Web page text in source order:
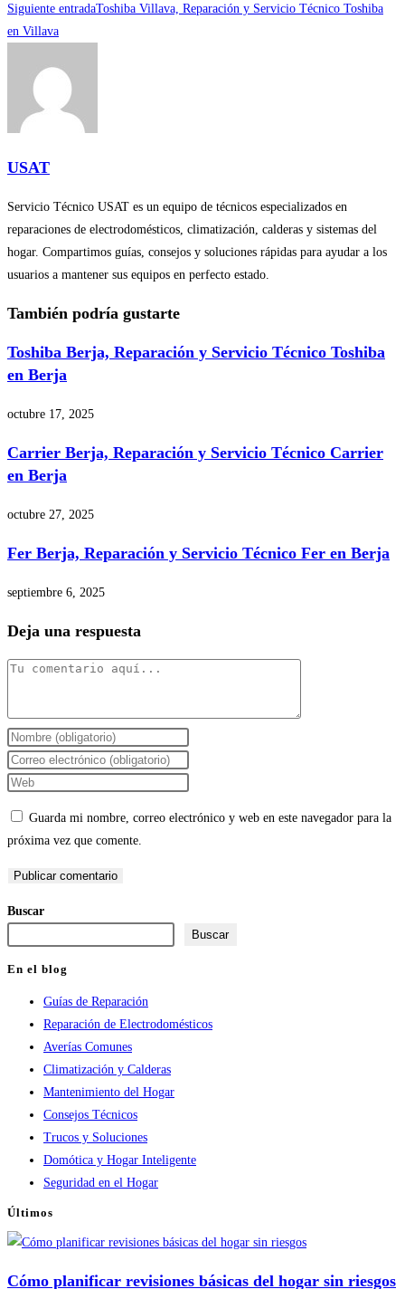
artículos
Siguiente entradaToshiba Villava, Reparación y Servicio Técnico Toshiba
en Villava
USAT
Servicio Técnico USAT es un equipo de técnicos especializados en
reparaciones de electrodomésticos, climatización, calderas y sistemas del
hogar. Compartimos guías, consejos y soluciones rápidas para ayudar a los
usuarios a mantener sus equipos en perfecto estado.
También podría gustarte
Toshiba Berja, Reparación y Servicio Técnico Toshiba
en Berja
octubre 17, 2025
Carrier Berja, Reparación y Servicio Técnico Carrier
en Berja
octubre 27, 2025
Fer Berja, Reparación y Servicio Técnico Fer en Berja
septiembre 6, 2025
Deja una respuesta
Comentario
Introduce
tu
nombre
de
usuario
comentar
Introduce
tu
correo
electrónico
comentar
Introduce
de
tu
(opcional)
Guarda mi nombre, correo electrónico y web en este navegador para la
próxima vez que comente.
Buscar
Buscar
En el blog
Guías de Reparación
Reparación de Electrodomésticos
Averías Comunes
Climatización y Calderas
Mantenimiento del Hogar
Consejos Técnicos
Trucos y Soluciones
Domótica y Hogar Inteligente
Seguridad en el Hogar
Últimos
Cómo planificar revisiones básicas del hogar sin riesgos